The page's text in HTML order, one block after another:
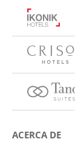
ACERCA DE